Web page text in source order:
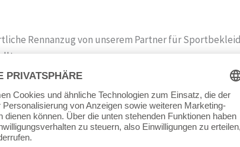
Rennanzug von unserem Partner für
Materialien wurden verwendet, um eine